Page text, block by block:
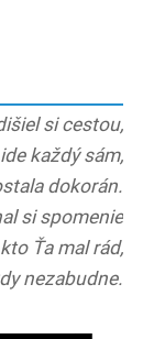
si cestou,
každý sám,
dokorán.
si spomenie
Ťa mal rád,
nezabudne.